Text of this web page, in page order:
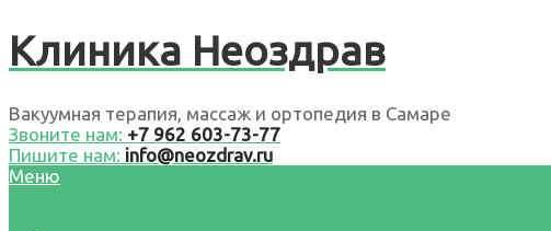
Клиника Неоздрав
Вакуумная терапия, массаж и ортопедия в Самаре
Звоните нам: +7 962 603-73-77
Пишите нам: info@neozdrav.ru
Меню